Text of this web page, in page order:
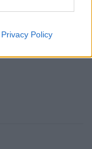
Privacy Policy
képet.